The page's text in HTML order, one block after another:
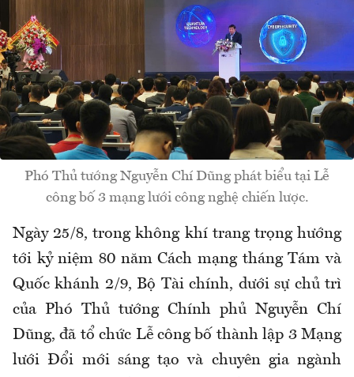
Phó Thủ tướng Nguyễn Chí Dũng phát biểu tại Lễ
công bố 3 mạng lưới công nghệ chiến lược.
Ngày 25/8, trong không khí trang trọng hướng
tới kỷ niệm 80 năm Cách mạng tháng Tám và
Quốc khánh 2/9, Bộ Tài chính, dưới sự chủ trì
của Phó Thủ tướng Chính phủ Nguyễn Chí
Dũng, đã tổ chức Lễ công bố thành lập 3 Mạng
lưới Đổi mới sáng tạo và chuyên gia ngành